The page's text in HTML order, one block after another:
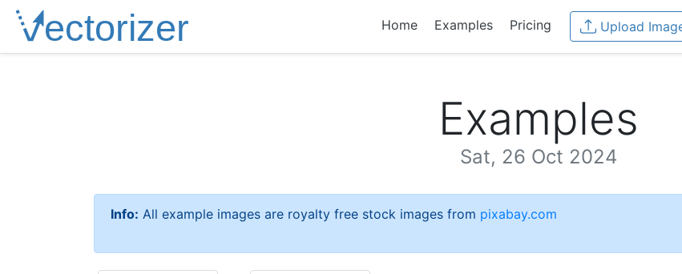
Home Examples Pricing Upload
Examples
Sat, 26 Oct 2024
Info: All example images are royalty free stock images from pixabay.com